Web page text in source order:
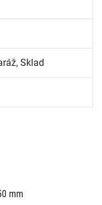
Sklad
mm